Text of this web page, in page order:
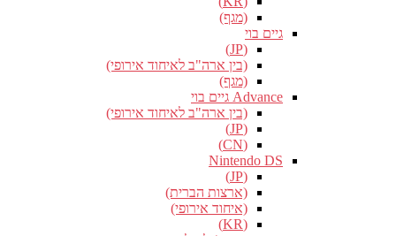
(מגף)
גיים בוי
(JP)
(בין ארה"ב לאיחוד אירופי)
(מגף)
Advance גיים בוי
(בין ארה"ב לאיחוד אירופי)
(JP)
(CN)
Nintendo DS
(JP)
(ארצות הברית)
(איחוד אירופי)
(KR)